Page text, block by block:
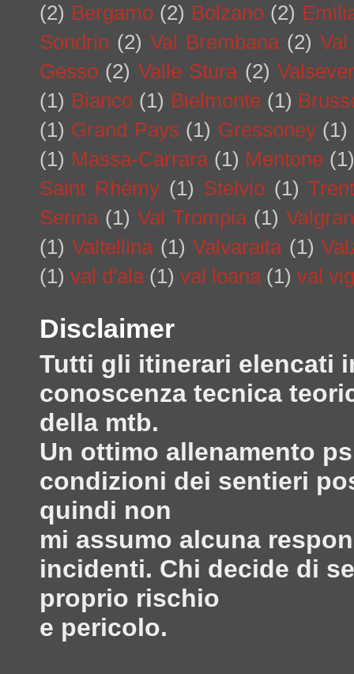
(2) Bergamo (2) Bolzano (2)
Sondrio (2) Val Brembana (2)
Gesso (2) Valle Stura (2)
(1) Bianco (1) Bielmonte (1)
(1) Grand Pays (1) Gressoney (1)
(1) Massa-Carrara (1) Mentone
Saint Rhémy (1) Stelvio (1)
Serina (1) Val Trompia (1)
(1) Valtellina (1) Valvaraita (1)
(1) val d'ala (1) val loana (1) val
Disclaimer
Tutti gli itinerari elencati
conoscenza tecnica
della mtb.
Un ottimo allenamento
condizioni dei sentieri
quindi non
mi assumo alcuna
incidenti. Chi decide di
proprio rischio
e pericolo.